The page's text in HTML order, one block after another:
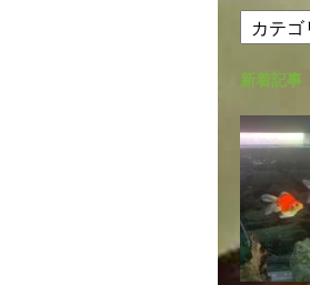
イ
テ
リ
ー
新着記事